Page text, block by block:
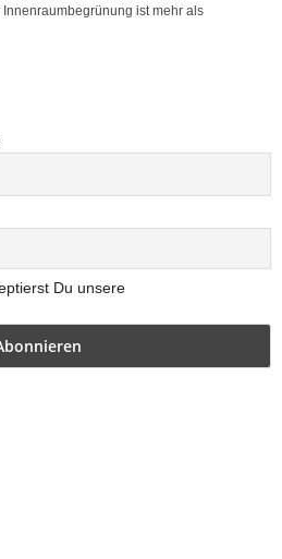
ist mehr als
Du unsere